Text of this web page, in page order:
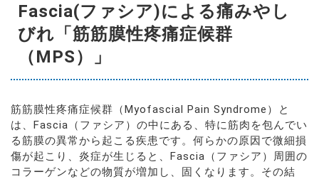
Fascia(ファシア)による痛みやし
びれ「筋筋膜性疼痛症候群
（MPS）」
筋筋膜性疼痛症候群（Myofascial Pain Syndrome）と
は、Fascia（ファシア）の中にある、特に筋肉を包んでい
る筋膜の異常から起こる疾患です。何らかの原因で微細損
傷が起こり、炎症が生じると、Fascia（ファシア）周囲の
コラーゲンなどの物質が増加し、固くなります。その結